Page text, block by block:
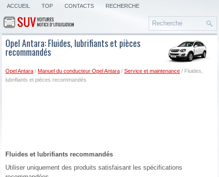
ACCUEIL TOP CONTACTS RECHERCHE
Opel Antara: Fluides, lubrifiants et pièces
recommandés
Opel Antara /Manuel du conducteur Opel Antara /Service et maintenance / Fluides,
lubrifiants et pièces recommandés
Fluides et lubrifiants recommandés
Utiliser uniquement des produits satisfaisant les spécifications